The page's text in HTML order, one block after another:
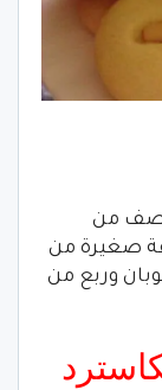
من
صغيرة من
وربع من